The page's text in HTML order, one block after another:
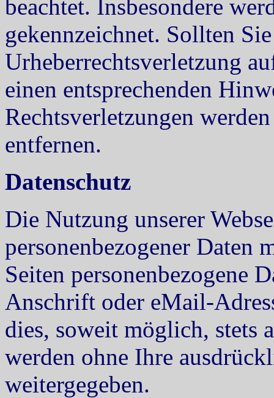
beachtet. Insbesondere
gekennzeichnet. Sollten
Urheberrechtsverletzung
einen entsprechenden
Rechtsverletzungen
entfernen.
Datenschutz
Die Nutzung unserer
personenbezogener Daten
Seiten personenbezogene
Anschrift oder eMail-
dies, soweit möglich, stets
werden ohne Ihre
weitergegeben.